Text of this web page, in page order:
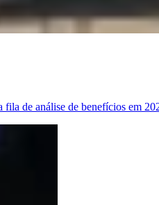
de análise de benefícios em